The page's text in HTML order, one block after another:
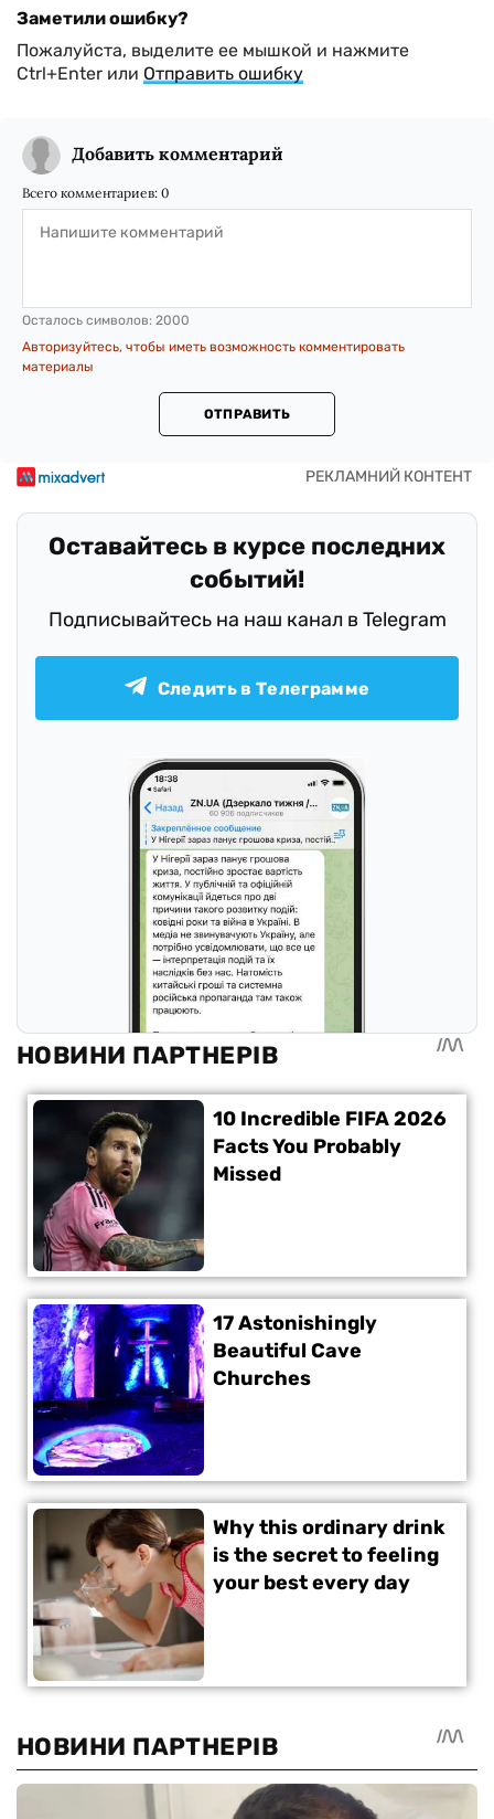
Заметили ошибку?
Пожалуйста, выделите ее мышкой и нажмите
Ctrl+Enter или Отправить ошибку
Добавить комментарий
Всего комментариев: 0
Осталось символов: 2000
Авторизуйтесь, чтобы иметь возможность комментировать
материалы
ОТПРАВИТЬ
Оставайтесь в курсе последних
событий!
Подписывайтесь на наш канал в Telegram
Следить в Телеграмме